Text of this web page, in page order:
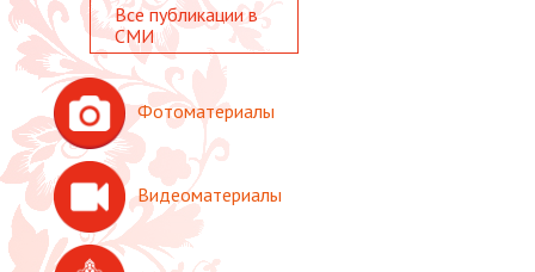
Все публикации в
СМИ
Фотоматериалы
Видеоматериалы